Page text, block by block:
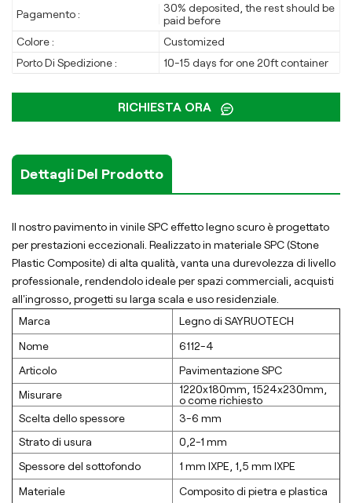
Pagamento :
30% deposited, the rest should be
paid before
Colore :
Customized
Porto Di Spedizione :
10-15 days for one 20ft container
RICHIESTA ORA
Dettagli Del Prodotto
Il nostro pavimento in vinile SPC effetto legno scuro è progettato
per prestazioni eccezionali. Realizzato in materiale SPC (Stone
Plastic Composite) di alta qualità, vanta una durevolezza di livello
professionale, rendendolo ideale per spazi commerciali, acquisti
all'ingrosso, progetti su larga scala e uso residenziale.
Marca
Legno di SAYRUOTECH
Nome
6112-4
Articolo
Pavimentazione SPC
Misurare
1220x180mm, 1524x230mm,
o come richiesto
Scelta dello spessore
3-6 mm
Strato di usura
0,2-1 mm
Spessore del sottofondo
1 mm lXPE, 1,5 mm lXPE
Materiale
Composito di pietra e plastica